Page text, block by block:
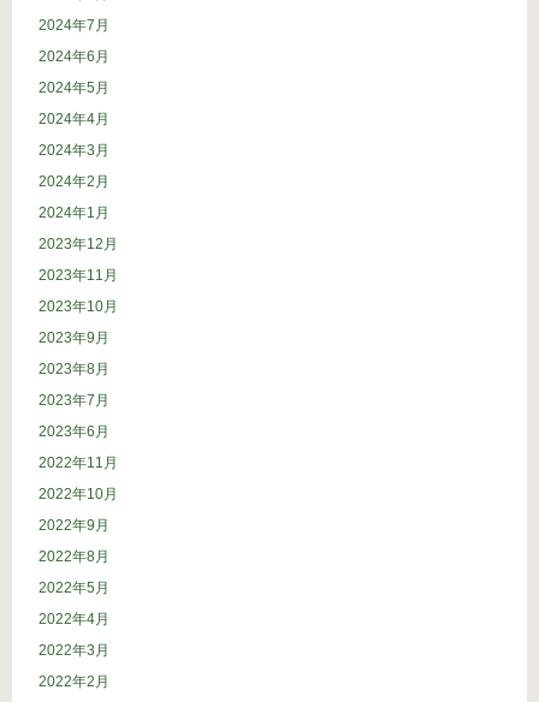
2024年7月
2024年6月
2024年5月
2024年4月
2024年3月
2024年2月
2024年1月
2023年12月
2023年11月
2023年10月
2023年9月
2023年8月
2023年7月
2023年6月
2022年11月
2022年10月
2022年9月
2022年8月
2022年5月
2022年4月
2022年3月
2022年2月